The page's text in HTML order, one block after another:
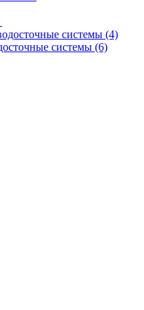
системы (4)
системы (6)